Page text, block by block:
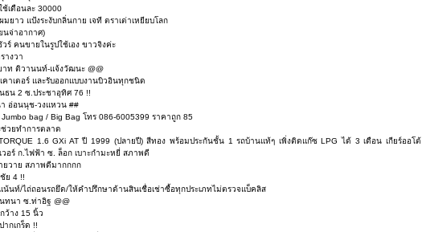
ช้เดือนละ 30000
ยาว แป้งระงับกลิ่นกาย เจที ตราเต่าเหยียบโลก
นจ่าอากาศ)
ร์ คนขายในรูปใช้เอง ขาวจิงค่ะ
างวา
าท ติวานนท์-แจ้งวัฒนะ @@
าเตอร์ และรับออกแบบงานบิวอินทุกชนิด
ธน 2 ซ.ประชาอุทิศ 76 !!
อ่อนนุช-วงแหวน ##
bag / Big Bag โทร 086-6005399 ราคาถูก 85
วยทำการตลาด
1.6 GXi AT ปี 1999 (ปลายปี) สีทอง พร้อมประกันชั้น 1 รถบ้านแท้ๆ เพิ่งติดแก๊ซ LPG ได้ 3 เดือน เกียร์ออโต้
อร์ ก.ไฟฟ้า ซ. ล็อก เบาะกำมะหยี่ สภาพดี
ยวาย สภาพดีมากกกก
ย 4 !!
นท์/ไถ่ถอนรถยึด/ให้คำปรึกษาด้านสินเชื่อเช่าซื้อทุกประเภทไม่ตรวจแบ็คลิส
ทนา ซ.ท่าอิฐ @@
ว้าง 15 นิ้ว
กเกร็ด !!